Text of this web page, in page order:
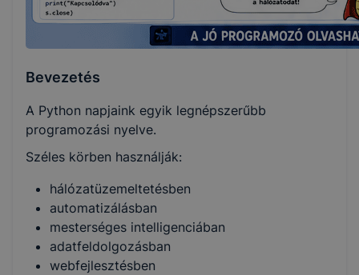
Bevezetés
A Python napjaink egyik legnépszerűbb
programozási nyelve.
Széles körben használják:
hálózatüzemeltetésben
automatizálásban
mesterséges intelligenciában
adatfeldolgozásban
webfejlesztésben